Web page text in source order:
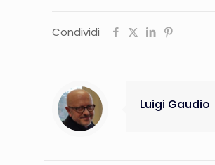
Condividi
Luigi Gaudio